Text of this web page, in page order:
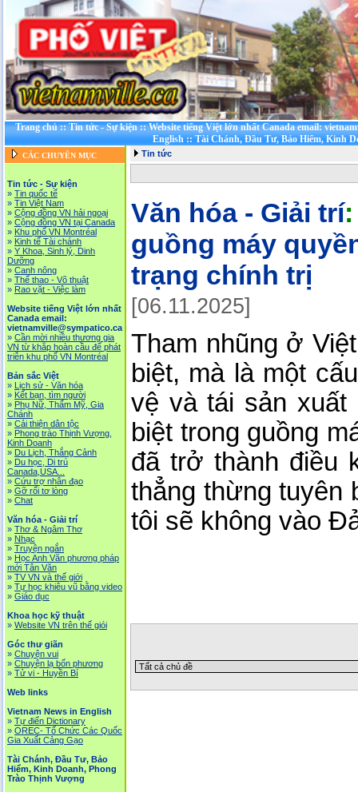
Trang chủ::Tin tức - Sự kiện::Website tiếng Việt lớn nhất Canada email:
English::Tài Chánh, Đầu Tư, Bảo Hiểm, Kinh
CÁC CHUYÊN MỤC
Tin tức - Sự kiện
» Tin quốc tế
» Tin Việt Nam
» Cộng đồng VN hải ngoại
» Cộng đồng VN tại Canada
» Khu phố VN Montréal
» Kinh tế Tài chánh
» Y Khoa, Sinh lý, Dinh
Dưỡng
» Canh nông
» Thể thao - Võ thuật
» Rao vặt - Việc làm
Website tiếng Việt lớn nhất
Canada email:
vietnamville@sympatico.ca
» Cần mời nhiều thương gia
VN từ khắp hoàn cầu để phát
triễn khu phố VN Montréal
Bản sắc Việt
» Lịch sử - Văn hóa
» Kết bạn, tìm người
» Phụ Nữ, Thẩm Mỹ, Gia
Chánh
» Cải thiện dân tộc
» Phong trào Thịnh Vượng,
Kinh Doanh
» Du Lịch, Thắng Cảnh
» Du học, Di trú
Canada,USA...
» Cứu trợ nhân đạo
» Gỡ rối tơ lòng
» Chat
Văn hóa - Giải trí
» Thơ & Ngâm Thơ
» Nhạc
» Truyện ngắn
» Học Anh Văn phương pháp
mới Tân Văn
» TV VN và thế giới
» Tự học khiêu vũ bằng video
» Giáo dục
Khoa học kỹ thuật
» Website VN trên thế giói
Góc thư giãn
» Chuyện vui
» Chuyện lạ bốn phương
» Tử vi - Huyền Bí
Web links
Vietnam News in English
» Tự điển Dictionary
» OREC- Tố Chức Các Quốc
Gia Xuất Cảng Gạo
Tài Chánh, Đầu Tư, Bảo
Hiểm, Kinh Doanh, Phong
Trào Thịnh Vượng
Tin tức
Văn hóa - Giải trí
guồng máy
trạng chính trị
[06.11.2025]
Tham nhũng ở
biệt, mà là một
vệ và tái sản
biệt trong guồng
đã trở thành điều
thẳng thừng tuyên
tôi sẽ không vào